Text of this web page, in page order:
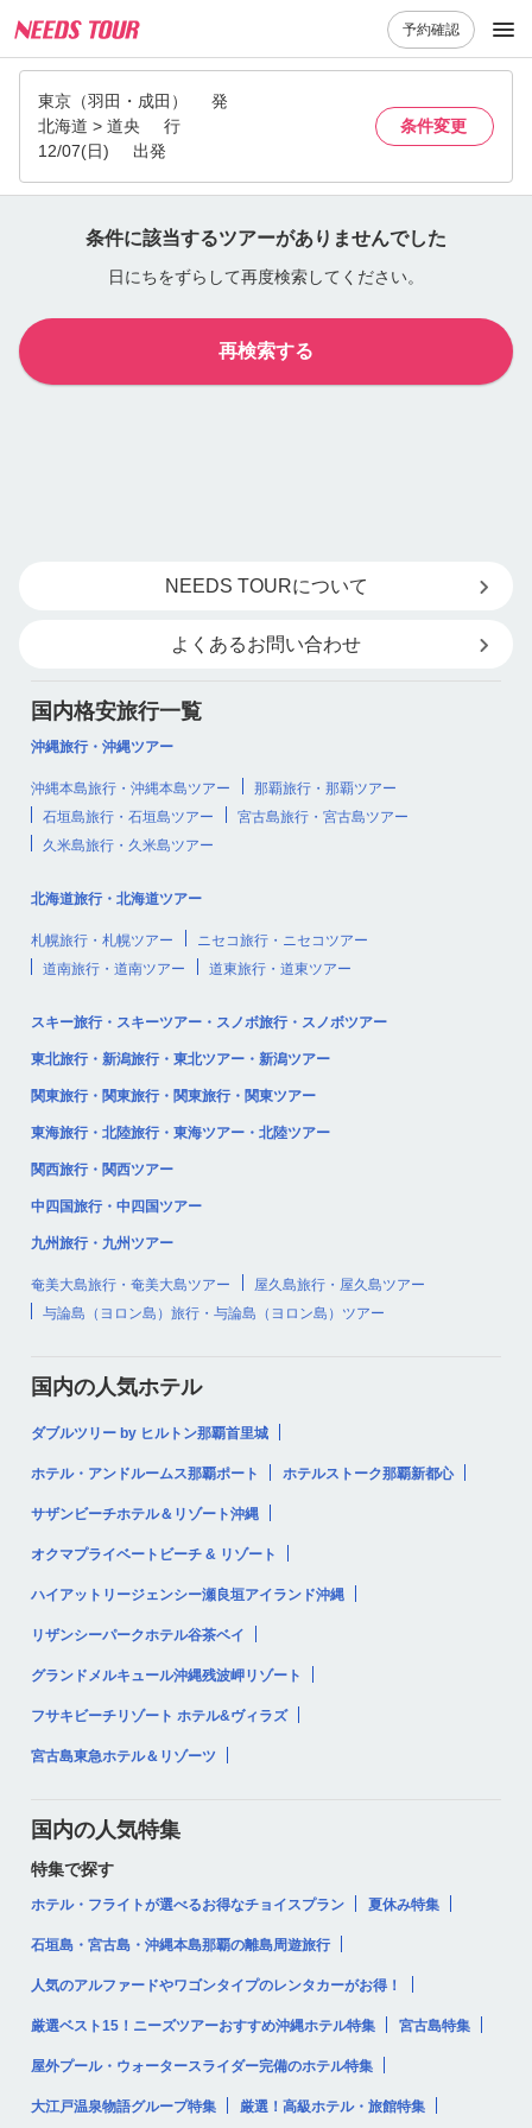
予約確認
東京（羽田・成田）
発
北海道 > 道央
行
12/07(日)
出発
条件変更
条件に該当するツアーがありませんでした
日にちをずらして再度検索してください。
再検索する
NEEDS TOURについて
よくあるお問い合わせ
国内格安旅行一覧
沖縄旅行・沖縄ツアー
沖縄本島旅行・沖縄本島ツアー
那覇旅行・那覇ツアー
石垣島旅行・石垣島ツアー
宮古島旅行・宮古島ツアー
久米島旅行・久米島ツアー
北海道旅行・北海道ツアー
札幌旅行・札幌ツアー
ニセコ旅行・ニセコツアー
道南旅行・道南ツアー
道東旅行・道東ツアー
スキー旅行・スキーツアー・スノボ旅行・スノボツアー
東北旅行・新潟旅行・東北ツアー・新潟ツアー
関東旅行・関東旅行・関東旅行・関東ツアー
東海旅行・北陸旅行・東海ツアー・北陸ツアー
関西旅行・関西ツアー
中四国旅行・中四国ツアー
九州旅行・九州ツアー
奄美大島旅行・奄美大島ツアー
屋久島旅行・屋久島ツアー
与論島（ヨロン島）旅行・与論島（ヨロン島）ツアー
国内の人気ホテル
ダブルツリー by ヒルトン那覇首里城
ホテル・アンドルームス那覇ポート ホテルストーク那覇新都心
サザンビーチホテル＆リゾート沖縄
オクマプライベートビーチ & リゾート
ハイアットリージェンシー瀬良垣アイランド沖縄
リザンシーパークホテル谷茶ベイ
グランドメルキュール沖縄残波岬リゾート
フサキビーチリゾート ホテル&ヴィラズ
宮古島東急ホテル＆リゾーツ
国内の人気特集
特集で探す
ホテル・フライトが選べるお得なチョイスプラン 夏休み特集
石垣島・宮古島・沖縄本島那覇の離島周遊旅行
人気のアルファードやワゴンタイプのレンタカーがお得！
厳選ベスト15！ニーズツアーおすすめ沖縄ホテル特集 宮古島特集
屋外プール・ウォータースライダー完備のホテル特集
大江戸温泉物語グループ特集 厳選！高級ホテル・旅館特集